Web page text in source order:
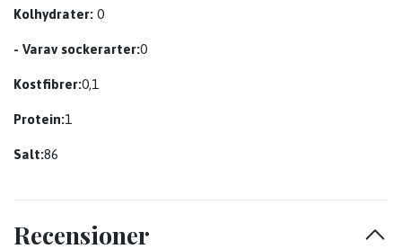
Kolhydrater: 0
- Varav sockerarter:0
Kostfibrer:0,1
Protein:1
Salt:86
Recensioner